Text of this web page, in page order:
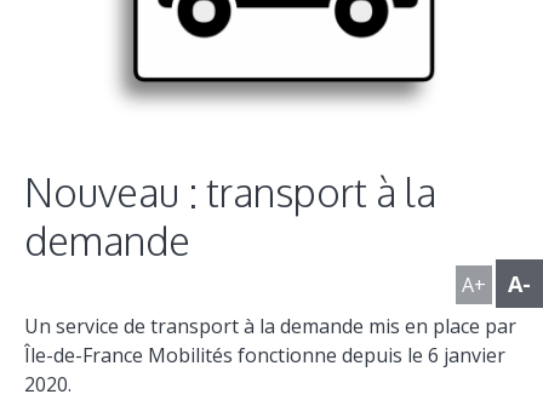
A+ A-
Nouveau : transport à la
demande
Un service de transport à la demande mis en place par
Île-de-France Mobilités fonctionne depuis le 6 janvier
2020.